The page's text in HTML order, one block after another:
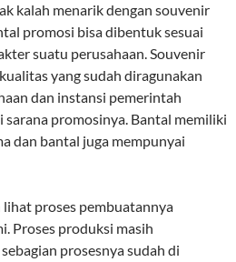
kalah menarik dengan souvenir
promosi bisa dibentuk sesuai
suatu perusahaan. Souvenir
yang sudah diragunakan
dan instansi pemerintah
sarana promosinya. Bantal memiliki
dan bantal juga mempunyai
proses pembuatannya
Proses produksi masih
prosesnya sudah di